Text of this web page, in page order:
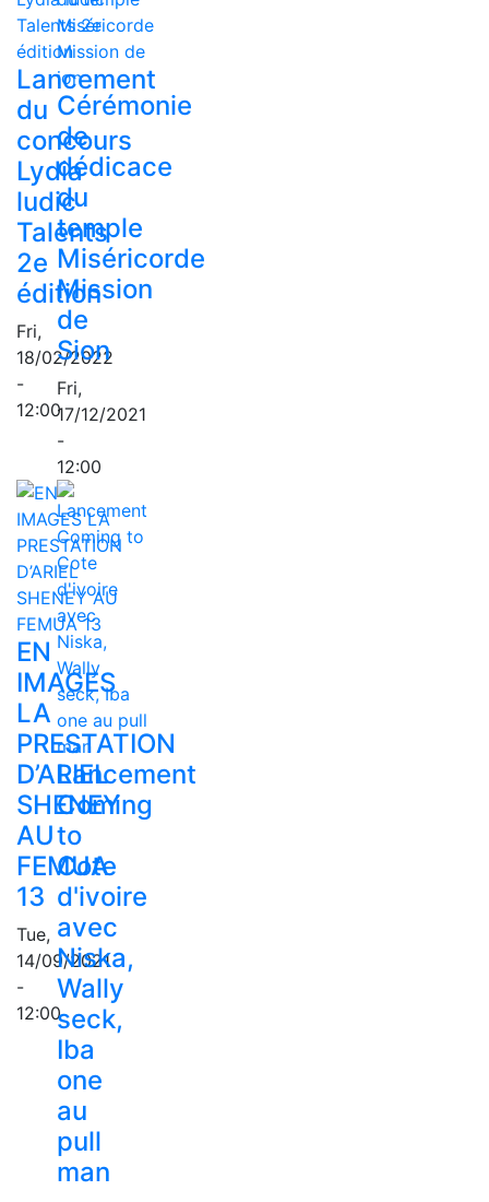
Lancement
du
concours
Lydia
ludic
Talents
2e
édition
Fri,
18/02/2022
-
12:00
Cérémonie
de
dédicace
du
temple
Miséricorde
Mission
de
Sion
Fri,
17/12/2021
-
12:00
EN
IMAGES
LA
PRESTATION
D’ARIEL
SHENEY
AU
FEMUA
13
Tue,
14/09/2021
-
12:00
Lancement
Coming
to
Cote
d'ivoire
avec
Niska,
Wally
seck,
Iba
one
au
pull
man